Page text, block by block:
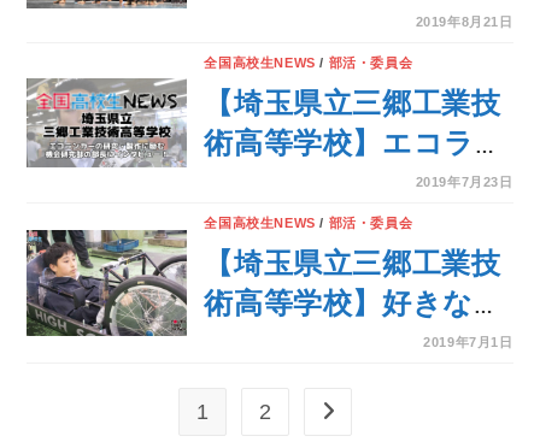
テーマでダンスを披
露！＜第7回 DANCE
CLUB
CHAMPIONSHIP＞
2019年8月21日
全国高校生NEWS / 部活・委員会
【埼玉県立三郷工業技
術高等学校】エコラン
カーの研究・製作に励
む機会研究部の部長に
インタビュー！
2019年7月23日
全国高校生NEWS / 部活・委員会
【埼玉県立三郷工業技
術高等学校】好きなこ
とを追求しエコランカ
破を目指す機械研究
2019年7月1日
1 2 次のページへ